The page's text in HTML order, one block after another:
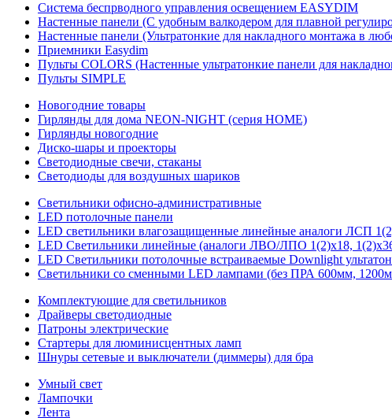
Система беспрводного управления освещением EASYDIM
Настенные панели (С удобным валкодером для плавной
Настенные панели (Ультратонкие для накладного монтажа в
Приемники Easydim
Пульты COLORS (Настенные ультратонкие панели для
Пульты SIMPLE
Новогодние товары
Гирлянды для дома NEON-NIGHT (серия HOME)
Гирлянды новогодние
Диско-шары и проекторы
Светодиодные свечи, стаканы
Светодиоды для воздушных шариков
Светильники офисно-административные
LED потолочные панели
LED светильники влагозащищенные линейные аналоги ЛСП
LED Светильники линейные (аналоги ЛВО/ЛПО 1(2)х18,
LED Светильники потолочные встраиваемые Downlight
Светильники со сменными LED лампами (без ПРА 600мм,
Комплектующие для светильников
Драйверы светодиодные
Патроны электрические
Стартеры для люминисцентных ламп
Шнуры сетевые и выключатели (диммеры) для бра
Умный свет
Лампочки
Лента